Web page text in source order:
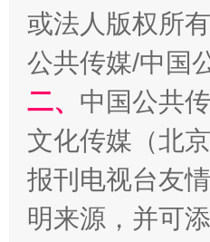
“刷贴”乱象丛生
或法人版权所
公共传媒/中国
二、 中国公共
文化传媒（北
报刊电视台友
明来源，并可